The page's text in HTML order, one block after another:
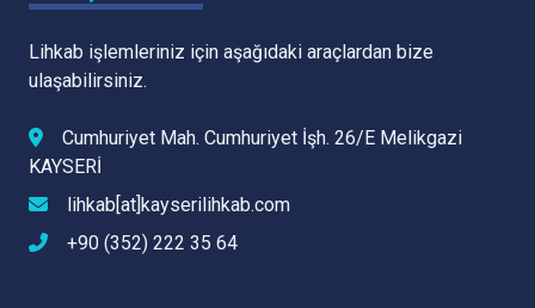
Lihkab işlemleriniz için aşağıdaki araçlardan bize
ulaşabilirsiniz.
Cumhuriyet Mah. Cumhuriyet İşh. 26/E Melikgazi
KAYSERİ
lihkab[at]kayserilihkab.com
+90 (352) 222 35 64